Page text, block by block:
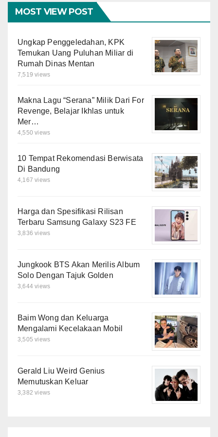
MOST VIEW POST
Ungkap Penggeledahan, KPK
Temukan Uang Puluhan Miliar di
Rumah Dinas Mentan
7,519 views
Makna Lagu “Serana” Milik Dari For
Revenge, Belajar Ikhlas untuk
Mer…
4,550 views
10 Tempat Rekomendasi Berwisata
Di Bandung
4,167 views
Harga dan Spesifikasi Rilisan
Terbaru Samsung Galaxy S23 FE
3,836 views
Jungkook BTS Akan Merilis Album
Solo Dengan Tajuk Golden
3,644 views
Baim Wong dan Keluarga
Mengalami Kecelakaan Mobil
3,505 views
Gerald Liu Weird Genius
Memutuskan Keluar
3,382 views